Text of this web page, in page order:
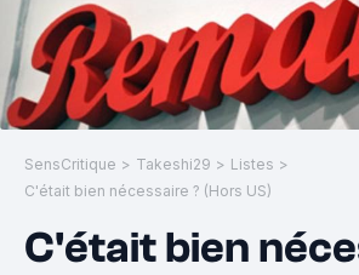
SensCritique > Takeshi29 > Listes >
C'était bien nécessaire ? (Hors US)
C'était bien